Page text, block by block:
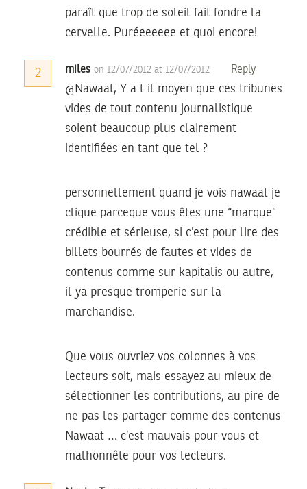
paraît que trop de soleil fait fondre la
cervelle. Puréeeeeee et quoi encore!
2 miles on 12/07/2012 at 12/07/2012 Reply
@Nawaat, Y a t il moyen que ces tribunes
vides de tout contenu journalistique
soient beaucoup plus clairement
identifiées en tant que tel ?
personnellement quand je vois nawaat je
clique parceque vous êtes une “marque”
crédible et sérieuse, si c’est pour lire des
billets bourrés de fautes et vides de
contenus comme sur kapitalis ou autre,
il ya presque tromperie sur la
marchandise.
Que vous ouvriez vos colonnes à vos
lecteurs soit, mais essayez au mieux de
sélectionner les contributions, au pire de
ne pas les partager comme des contenus
Nawaat … c’est mauvais pour vous et
malhonnête pour vos lecteurs.